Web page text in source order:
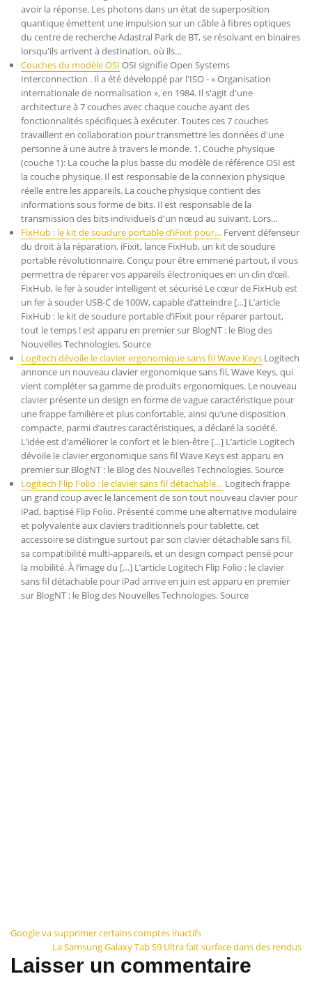
avoir la réponse. Les photons dans un état de superposition
quantique émettent une impulsion sur un câble à fibres optiques
du centre de recherche Adastral Park de BT, se résolvant en binaires
lorsqu'ils arrivent à destination, où ils…
Couches du modèle OSI OSI signifie Open Systems
Interconnection . Il a été développé par l'ISO - « Organisation
internationale de normalisation », en 1984. Il s'agit d'une
architecture à 7 couches avec chaque couche ayant des
fonctionnalités spécifiques à exécuter. Toutes ces 7 couches
travaillent en collaboration pour transmettre les données d'une
personne à une autre à travers le monde. 1. Couche physique
(couche 1): La couche la plus basse du modèle de référence OSI est
la couche physique. Il est responsable de la connexion physique
réelle entre les appareils. La couche physique contient des
informations sous forme de bits. Il est responsable de la
transmission des bits individuels d'un nœud au suivant. Lors…
FixHub : le kit de soudure portable d’iFixit pour… Fervent défenseur
du droit à la réparation, iFixit, lance FixHub, un kit de soudure
portable révolutionnaire. Conçu pour être emmené partout, il vous
permettra de réparer vos appareils électroniques en un clin d’œil.
FixHub, le fer à souder intelligent et sécurisé Le cœur de FixHub est
un fer à souder USB-C de 100W, capable d’atteindre […] L’article
FixHub : le kit de soudure portable d’iFixit pour réparer partout,
tout le temps ! est apparu en premier sur BlogNT : le Blog des
Nouvelles Technologies. Source
Logitech dévoile le clavier ergonomique sans fil Wave Keys Logitech
annonce un nouveau clavier ergonomique sans fil, Wave Keys, qui
vient compléter sa gamme de produits ergonomiques. Le nouveau
clavier présente un design en forme de vague caractéristique pour
une frappe familière et plus confortable, ainsi qu’une disposition
compacte, parmi d’autres caractéristiques, a déclaré la société.
L’idée est d’améliorer le confort et le bien-être […] L’article Logitech
dévoile le clavier ergonomique sans fil Wave Keys est apparu en
premier sur BlogNT : le Blog des Nouvelles Technologies. Source
Logitech Flip Folio : le clavier sans fil détachable… Logitech frappe
un grand coup avec le lancement de son tout nouveau clavier pour
iPad, baptisé Flip Folio. Présenté comme une alternative modulaire
et polyvalente aux claviers traditionnels pour tablette, cet
accessoire se distingue surtout par son clavier détachable sans fil,
sa compatibilité multi-appareils, et un design compact pensé pour
la mobilité. À l’image du […] L’article Logitech Flip Folio : le clavier
sans fil détachable pour iPad arrive en juin est apparu en premier
sur BlogNT : le Blog des Nouvelles Technologies. Source
Navigation
de
Google va supprimer certains comptes inactifs
La Samsung Galaxy Tab S9 Ultra fait surface dans des rendus
Laisser un commentaire